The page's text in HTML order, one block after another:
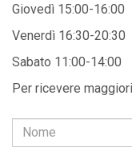
Giovedì 15:00-16:00
Venerdì 16:30-20:30
Sabato 11:00-14:00
Per ricevere